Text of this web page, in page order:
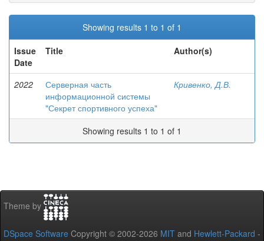
Showing results 1 to 1 of 1
Issue
Date
Title Author(s)
2022
Серверная часть
информационной системы
"Секрет спортивного успеха"
Кривенко, Д.В.
Showing results 1 to 1 of 1
Theme by
DSpace Software Copyright © 2002-2026 MIT and Hewlett-Packard -